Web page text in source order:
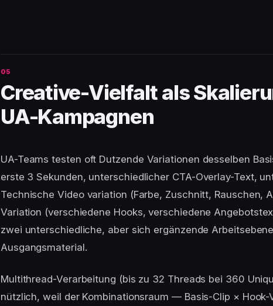
Creative-Vielfalt als
UA-Kampagnen
UA-Teams testen oft Dutzende Variationen desselben
erste 3 Sekunden, unterschiedlicher CTA-Overlay-Text,
Technische Video variation (Farbe, Zuschnitt, Rauschen,
Variation (verschiedene Hooks, verschiedene
zwei unterschiedliche, aber sich ergänzende
Ausgangsmaterial.
Multithread-Verarbeitung (bis zu 32 Threads bei 360
nützlich, weil der Kombinationsraum — Basis-Clip ×